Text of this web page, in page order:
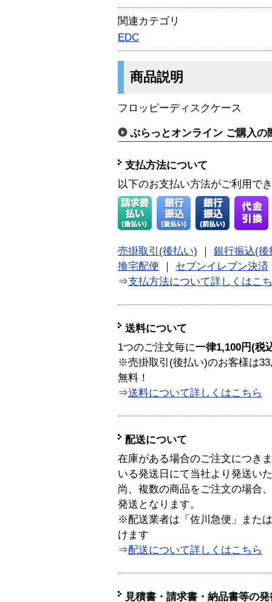
関連カテゴリ
EDC
商品説明
フロッピーディスクケース
ぷらっとオンライン ご購入の
支払方法について
以下のお支払い方法がご利用で
売掛取引(後払い)
銀行振込(後
換宅配便
セブンイレブン決済
⇒支払方法について詳しくはこ
送料について
1つのご注文毎に一律1,100円(税
※売掛取引(後払い)のお客様は
無料！
⇒送料について詳しくはこちら
配送について
在庫がある場合のご注文につき
いる発送日にて当社より発送い
尚、複数の商品をご注文の場合
発送となります。
※配送業者は「佐川急便」また
けます
⇒配送について詳しくはこちら
見積書・請求書・納品書等の